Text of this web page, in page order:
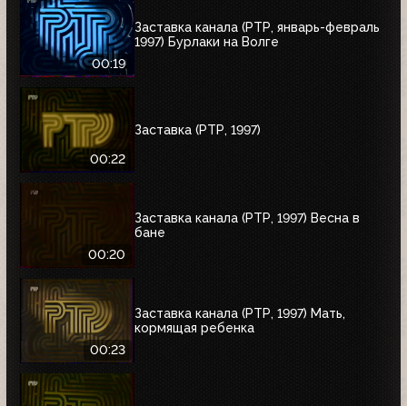
00:19
Заставка канала (РТР, январь-февраль
1997) Бурлаки на Волге
00:22
Заставка (РТР, 1997)
00:20
Заставка канала (РТР, 1997) Весна в
бане
00:23
Заставка канала (РТР, 1997) Мать,
кормящая ребенка